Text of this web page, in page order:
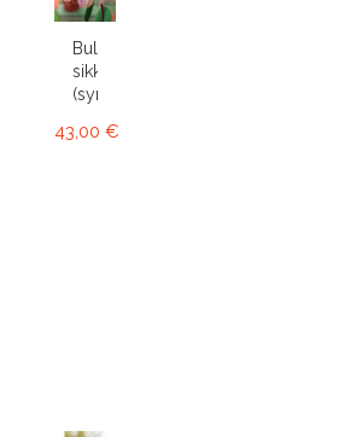
Bulbophyllum
sikkimense
(syn....
43,00 €